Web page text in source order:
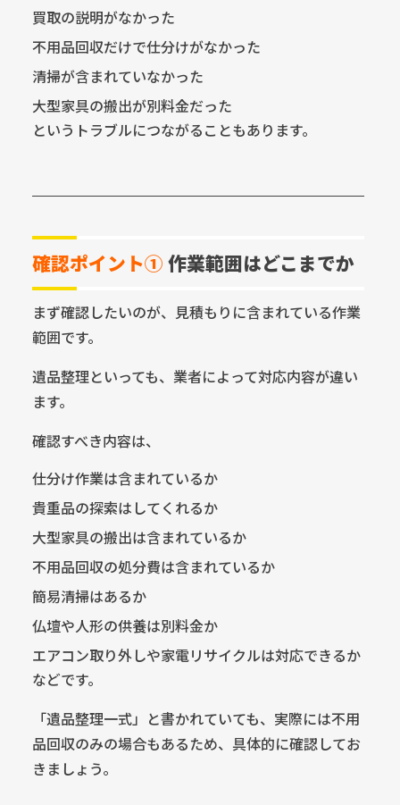
買取の説明がなかった
不用品回収だけで仕分けがなかった
清掃が含まれていなかった
大型家具の搬出が別料金だった
というトラブルにつながることもあります。
確認ポイント① 作業範囲はどこまでか
まず確認したいのが、見積もりに含まれている作業
範囲です。
遺品整理といっても、業者によって対応内容が違い
ます。
確認すべき内容は、
仕分け作業は含まれているか
貴重品の探索はしてくれるか
大型家具の搬出は含まれているか
不用品回収の処分費は含まれているか
簡易清掃はあるか
仏壇や人形の供養は別料金か
エアコン取り外しや家電リサイクルは対応できるか
などです。
「遺品整理一式」と書かれていても、実際には不用
品回収のみの場合もあるため、具体的に確認してお
きましょう。